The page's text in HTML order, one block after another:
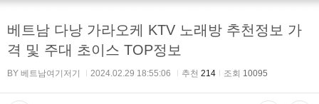
베트남 다낭 가라오케 KTV 노래방 추천정보 가
격 및 주대 초이스 TOP정보
BY 베트남여기저기 2024.02.29 18:55:06 추천 214 조회 10095